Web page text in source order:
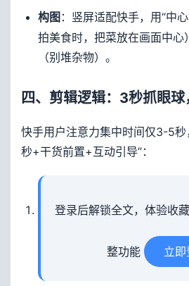
构图 ：竖屏适配快手，用“中
拍美食时，把菜放在画面中心
（别堆杂物）。
四、剪辑逻辑：3秒抓眼
快手用户注意力集中时间仅3-5秒
秒+干货前置+互动引导”：
登录后解锁全文，体验收
整功能 立即